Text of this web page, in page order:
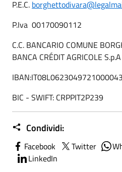
P.E.C.
P.Iva 00170090112
C.C. BANCARIO COMUNE
BANCA CRÉDIT AGRICOLE
BIC - SWIFT: CRPPIT2P239
Condividi:
Facebook Twitter
LinkedIn